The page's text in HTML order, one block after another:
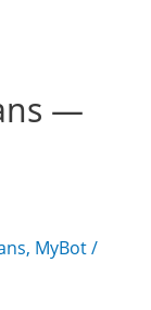
—
, MyBot/